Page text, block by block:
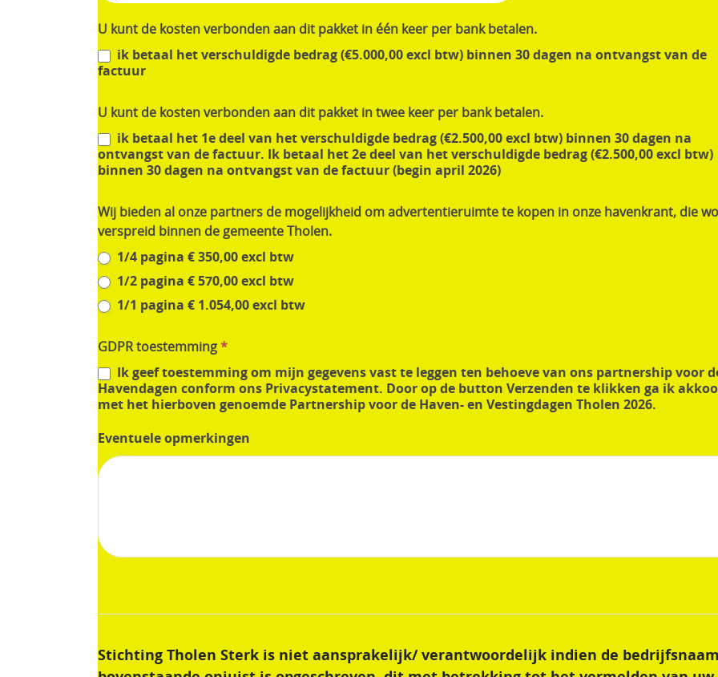
U kunt de kosten verbonden aan dit pakket in één keer per bank betalen.
ik betaal het verschuldigde bedrag (€5.000,00 excl btw) binnen 30 dagen na ontvangst van de
factuur
U kunt de kosten verbonden aan dit pakket in twee keer per bank betalen.
ik betaal het 1e deel van het verschuldigde bedrag (€2.500,00 excl btw) binnen 30 dagen na
ontvangst van de factuur. Ik betaal het 2e deel van het verschuldigde bedrag (€2.500,00 excl btw)
binnen 30 dagen na ontvangst van de factuur (begin april 2026)
Wij bieden al onze partners de mogelijkheid om advertentieruimte te kopen in onze havenkrant, die
verspreid binnen de gemeente Tholen.
1/4 pagina € 350,00 excl btw
1/2 pagina € 570,00 excl btw
1/1 pagina € 1.054,00 excl btw
GDPR toestemming*
Havendagen conform ons Privacystatement. Door op de button Verzenden te klikken ga ik
met het hierboven genoemde Partnership voor de Haven- en Vestingdagen Tholen 2026.
Eventuele opmerkingen
Stichting Tholen Sterk is niet aansprakelijk/ verantwoordelijk indien de